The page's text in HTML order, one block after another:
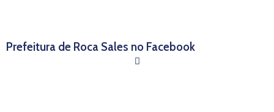
Prefeitura de Roca Sales no Facebook